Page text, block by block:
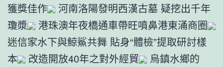
獲獎佳作
河南洛陽發明西漢古墓 疑挖出千年
瓊漿
港珠澳年夜橋通車帶旺噴鼻港東涌商圈
迷信家水下與鯨鯊共舞 貼身“體檢”提取研討樣
本
改造開放40年之對外經貿
烏鎮水鄉的